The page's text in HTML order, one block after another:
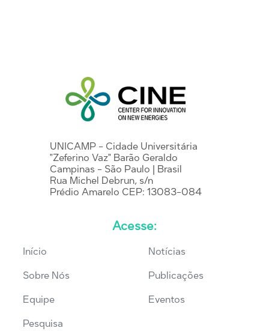
UNICAMP - Cidade Universitária
"Zeferino Vaz" Barão Geraldo
Campinas - São Paulo | Brasil
Rua Michel Debrun, s/n
Prédio Amarelo CEP: 13083-084
Acesse:
Início
Sobre Nós
Equipe
Pesquisa
Notícias
Publicações
Eventos